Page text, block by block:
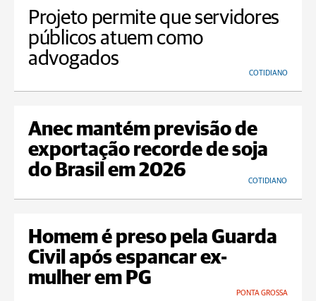
Projeto permite que servidores
públicos atuem como
advogados
COTIDIANO
Anec mantém previsão de
exportação recorde de soja
do Brasil em 2026
COTIDIANO
Homem é preso pela Guarda
Civil após espancar ex-
mulher em PG
PONTA GROSSA